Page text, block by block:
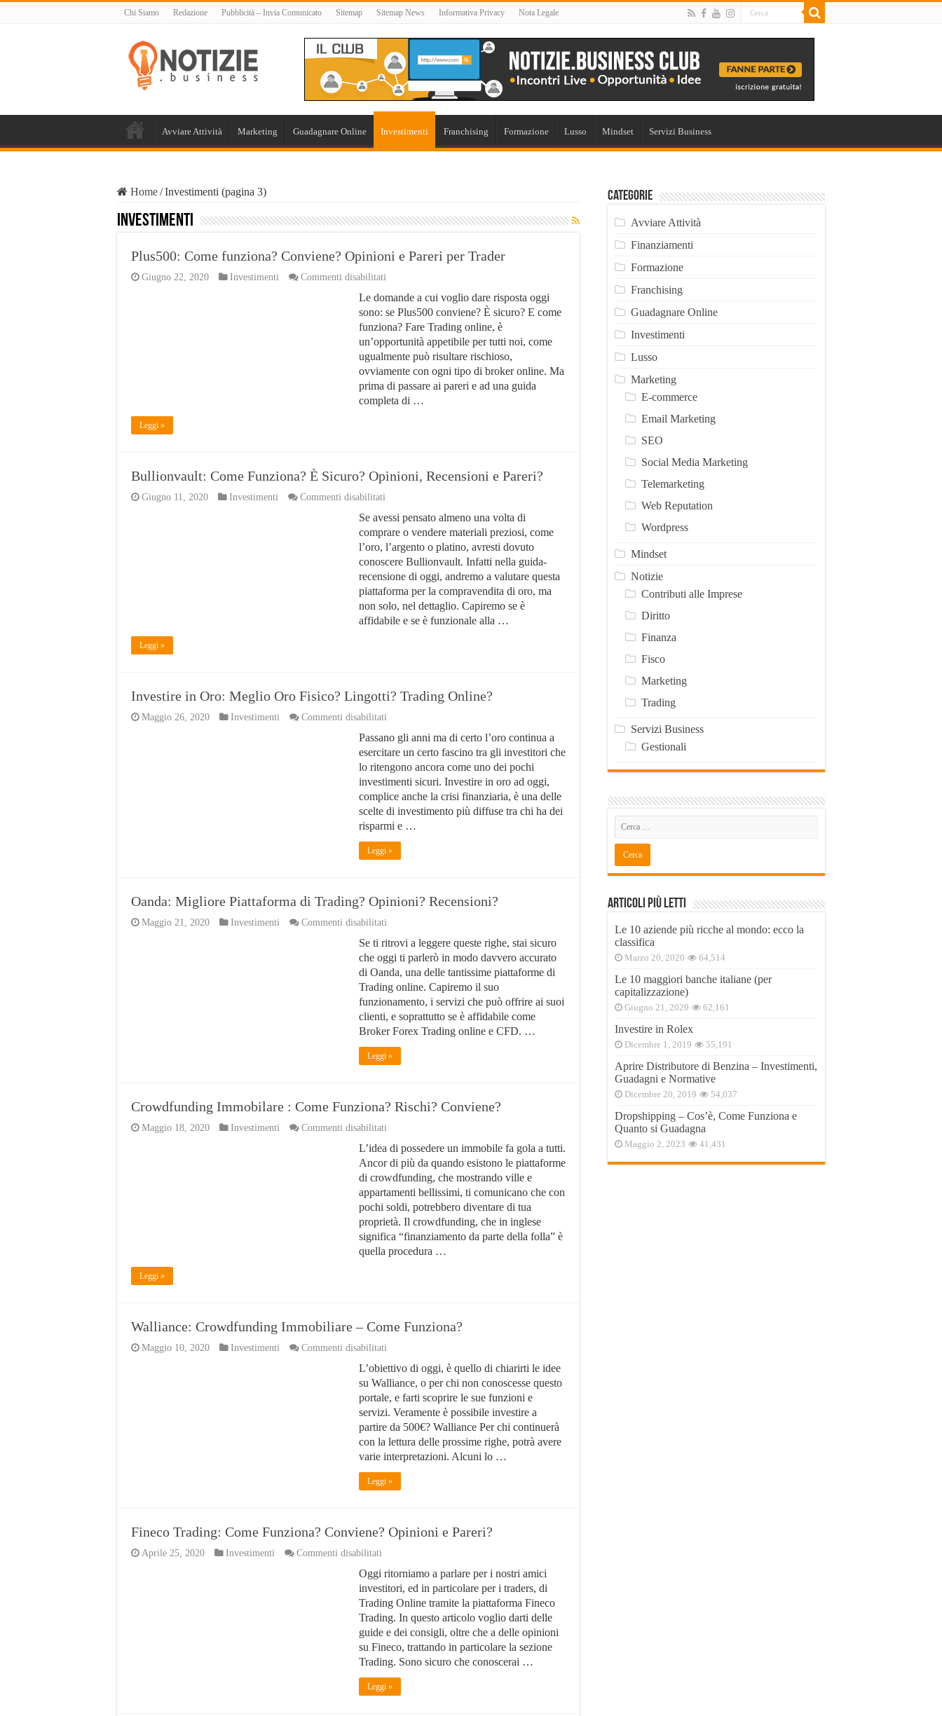
Chi Siamo Redazione Pubblicità – Invia Comunicato Sitemap Sitemap News Informativa Privacy Nota Legale
Avviare Attività Marketing Guadagnare Online Investimenti Franchising Formazione Lusso Mindset Servizi Business
Home/Investimenti (pagina 3)
Investimenti
Plus500: Come funziona? Conviene? Opinioni e Pareri per Trader
Giugno 22, 2020 Investimenti Commenti disabilitati
Come
funziona?
Conviene?
Opinioni
e
Pareri
Trader
Le domande a cui voglio dare risposta oggi
sono: se Plus500 conviene? È sicuro? E come
funziona? Fare Trading online, è
un’opportunità appetibile per tutti noi, come
ugualmente può risultare rischioso,
ovviamente con ogni tipo di broker online. Ma
prima di passare ai pareri e ad una guida
completa di …
Leggi »
Bullionvault: Come Funziona? È Sicuro? Opinioni, Recensioni e Pareri?
Giugno 11, 2020 Investimenti Commenti disabilitati
Come
Funziona?
È
Sicuro?
Opinioni,
Recensioni
e
Pareri?
Se avessi pensato almeno una volta di
comprare o vendere materiali preziosi, come
l’oro, l’argento o platino, avresti dovuto
conoscere Bullionvault. Infatti nella guida-
recensione di oggi, andremo a valutare questa
piattaforma per la compravendita di oro, ma
non solo, nel dettaglio. Capiremo se è
affidabile e se è funzionale alla …
Leggi »
Investire in Oro: Meglio Oro Fisico? Lingotti? Trading Online?
Maggio 26, 2020 Investimenti Commenti disabilitati
in
Oro:
Oro
Fisico?
Lingotti?
Trading
Online?
Passano gli anni ma di certo l’oro continua a
esercitare un certo fascino tra gli investitori che
lo ritengono ancora come uno dei pochi
investimenti sicuri. Investire in oro ad oggi,
complice anche la crisi finanziaria, è una delle
scelte di investimento più diffuse tra chi ha dei
risparmi e …
Leggi »
Oanda: Migliore Piattaforma di Trading? Opinioni? Recensioni?
Maggio 21, 2020 Investimenti Commenti disabilitati
Migliore
Piattaforma
di
Trading?
Opinioni?
Recensioni?
Se ti ritrovi a leggere queste righe, stai sicuro
che oggi ti parlerò in modo davvero accurato
di Oanda, una delle tantissime piattaforme di
Trading online. Capiremo il suo
funzionamento, i servizi che può offrire ai suoi
clienti, e soprattutto se è affidabile come
Broker Forex Trading online e CFD. …
Leggi »
Crowdfunding Immobilare : Come Funziona? Rischi? Conviene?
Maggio 18, 2020 Investimenti Commenti disabilitati
Immobilare
:
Come
Funziona?
Rischi?
Conviene?
L’idea di possedere un immobile fa gola a tutti.
Ancor di più da quando esistono le piattaforme
di crowdfunding, che mostrando ville e
appartamenti bellissimi, ti comunicano che con
pochi soldi, potrebbero diventare di tua
proprietà. Il crowdfunding, che in inglese
significa “finanziamento da parte della folla” è
quella procedura …
Leggi »
Walliance: Crowdfunding Immobiliare – Come Funziona?
Maggio 10, 2020 Investimenti Commenti disabilitati
Crowdfunding
Immobiliare
Come
Funziona?
L’obiettivo di oggi, è quello di chiarirti le idee
su Walliance, o per chi non conoscesse questo
portale, e farti scoprire le sue funzioni e
servizi. Veramente è possibile investire a
partire da 500€? Walliance Per chi continuerà
con la lettura delle prossime righe, potrà avere
varie interpretazioni. Alcuni lo …
Leggi »
Fineco Trading: Come Funziona? Conviene? Opinioni e Pareri?
Aprile 25, 2020 Investimenti Commenti disabilitati
Trading:
Come
Funziona?
Conviene?
Opinioni
e
Pareri?
Oggi ritorniamo a parlare per i nostri amici
investitori, ed in particolare per i traders, di
Trading Online tramite la piattaforma Fineco
Trading. In questo articolo voglio darti delle
guide e dei consigli, oltre che a delle opinioni
su Fineco, trattando in particolare la sezione
Trading. Sono sicuro che conoscerai …
Leggi »
Categorie
Avviare Attività
Finanziamenti
Formazione
Franchising
Guadagnare Online
Investimenti
Lusso
Marketing
E-commerce
Email Marketing
SEO
Social Media Marketing
Telemarketing
Web Reputation
Wordpress
Mindset
Notizie
Contributi alle Imprese
Diritto
Finanza
Fisco
Marketing
Trading
Servizi Business
Gestionali
Articoli Più Letti
Le 10 aziende più ricche al mondo: ecco la
classifica
Marzo 20, 2020 64,514
Le 10 maggiori banche italiane (per
capitalizzazione)
Giugno 21, 2020 62,161
Investire in Rolex
Dicembre 1, 2019 55,191
Aprire Distributore di Benzina – Investimenti,
Guadagni e Normative
Dicembre 20, 2019 54,037
Dropshipping – Cos’è, Come Funziona e
Quanto si Guadagna
Maggio 2, 2023 41,431